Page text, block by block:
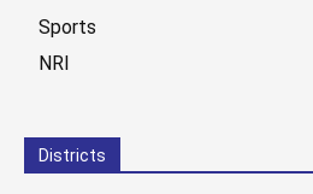
Sports
NRI
Districts